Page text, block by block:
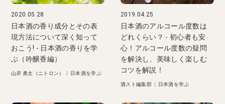
2020.05.28
日本酒の香り成分とその表
現方法について深く知って
おこう! - 日本酒の香りを学
ぶ（吟醸香編）
山岸 勇太（ニトロン） 日本酒を学ぶ
2019.04.25
日本酒のアルコール度数は
どれくらい？ - 初心者も安
心！アルコール度数の疑問
を解決し、美味しく楽しむ
コツを解説！
酒スト編集部 日本酒を学ぶ